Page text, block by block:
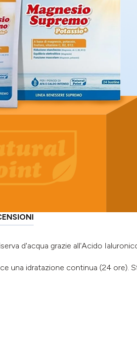
d'acqua grazie all'Acido
una idratazione continua (24 ore).